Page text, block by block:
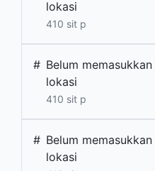
lokasi
410 sit p
# Belum memasukkan
lokasi
410 sit p
# Belum memasukkan
lokasi